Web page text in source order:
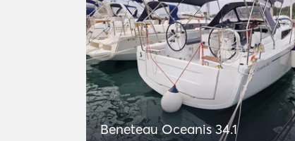
Beneteau Oceanis 34.1